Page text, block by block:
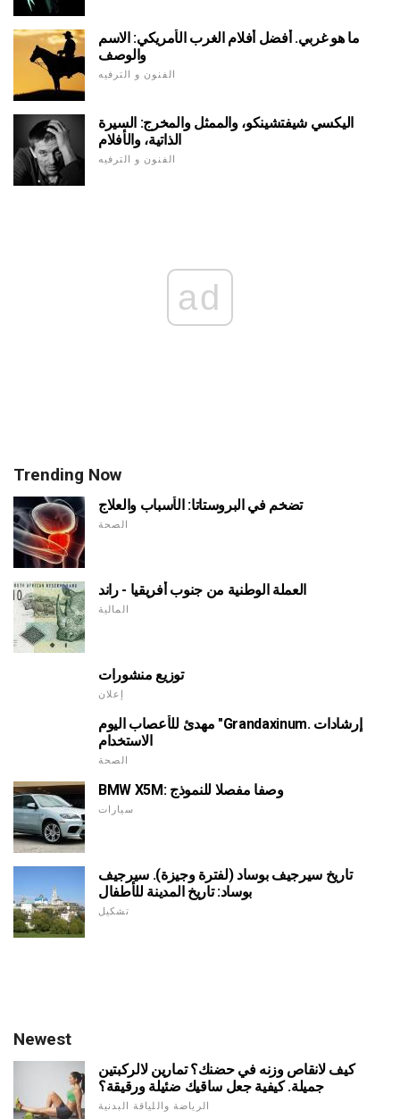
ما هو غربي. أفضل أفلام الغرب الأمريكي: الاسم
والوصف
الفنون و الترفيه
اليكسي شيفتشينكو، والممثل والمخرج: السيرة
الذاتية، والأفلام
الفنون و الترفيه
ad
Trending Now
تضخم في البروستاتا: الأسباب والعلاج
الصحة
العملة الوطنية من جنوب أفريقيا - راند
المالية
توزيع منشورات
إعلان
مهدئ للأعصاب اليوم "Grandaxinum. إرشادات
الاستخدام
الصحة
BMW X5M: وصفا مفصلا للنموذج
سيارات
تاريخ سيرجيف بوساد (لفترة وجيزة). سيرجيف
بوساد: تاريخ المدينة للأطفال
تشكيل
Newest
كيف لانقاص وزنه في حضنك؟ تمارين لالركبتين
جميلة. كيفية جعل ساقيك ضئيلة ورقيقة؟
الرياضة واللياقة البدنية